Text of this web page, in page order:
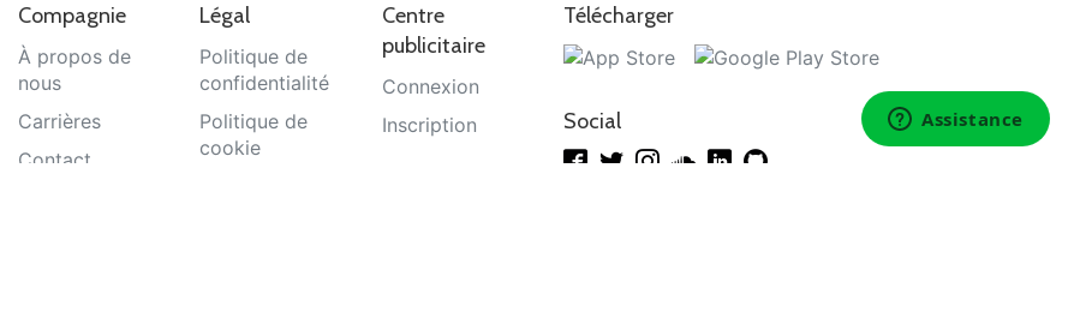
Compagnie
À propos de
nous
Carrières
Contact
Légal
Politique de
confidentialité
Politique de
cookie
Centre
publicitaire
Connexion
Inscription
Télécharger
Social